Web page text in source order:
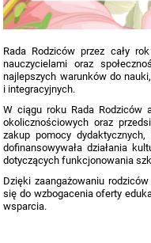
Rada Rodziców przez cały
nauczycielami oraz
najlepszych warunków do
i integracyjnych.
W ciągu roku Rada Rodziców
okolicznościowych oraz
zakup pomocy
dofinansowywała działania
dotyczących funkcjonowania
Dzięki zaangażowaniu
się do wzbogacenia oferty
wsparcia.